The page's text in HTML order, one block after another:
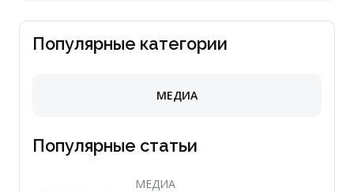
Популярные категории
МЕДИА
Популярные статьи
МЕДИА